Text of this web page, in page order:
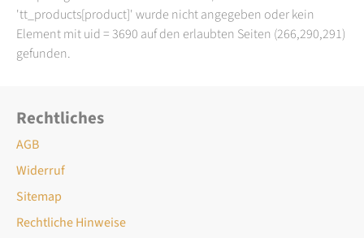
'tt_products[product]' wurde nicht angegeben oder kein
Element mit uid = 3690 auf den erlaubten Seiten (266,290,291)
gefunden.
Rechtliches
AGB
Widerruf
Sitemap
Rechtliche Hinweise